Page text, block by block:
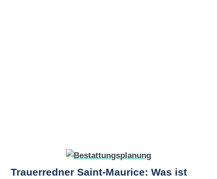
Trauerredner Saint-Maurice: Was ist